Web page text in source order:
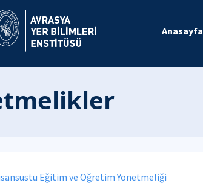
Anasayfa
Eğitim ve Öğretim Yönetmeliği